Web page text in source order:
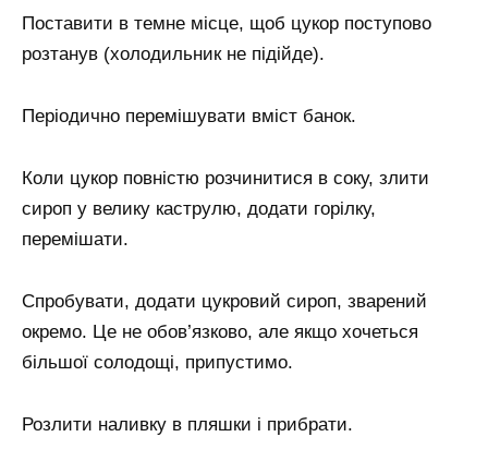
Поставити в темне місце, щоб цукор поступово
розтанув (холодильник не підійде).
Періодично перемішувати вміст банок.
Коли цукор повністю розчинитися в соку, злити
сироп у велику каструлю, додати горілку,
перемішати.
Спробувати, додати цукровий сироп, зварений
окремо. Це не обов’язково, але якщо хочеться
більшої солодощі, припустимо.
Розлити наливку в пляшки і прибрати.